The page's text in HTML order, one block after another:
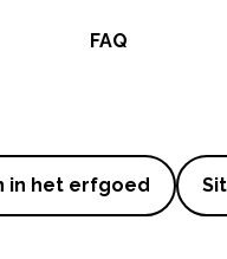
FAQ
in het erfgoed